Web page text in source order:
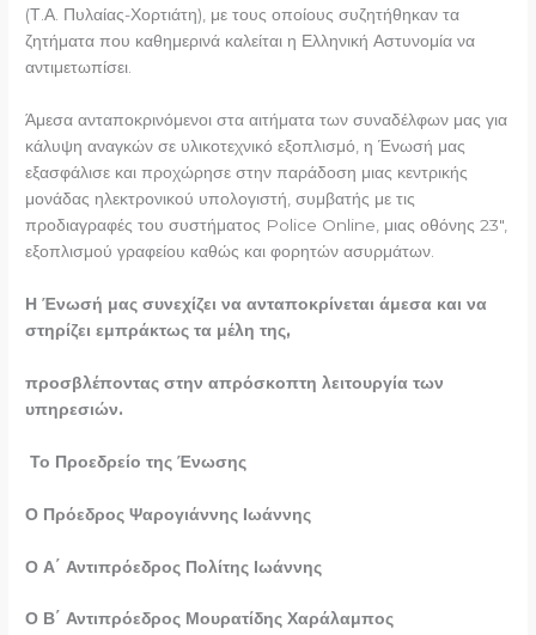
(Τ.Α. Πυλαίας-Χορτιάτη), με τους οποίους συζητήθηκαν τα
ζητήματα που καθημερινά καλείται η Ελληνική Αστυνομία να
αντιμετωπίσει.
Άμεσα ανταποκρινόμενοι στα αιτήματα των συναδέλφων μας για
κάλυψη αναγκών σε υλικοτεχνικό εξοπλισμό, η Ένωσή μας
εξασφάλισε και προχώρησε στην παράδοση μιας κεντρικής
μονάδας ηλεκτρονικού υπολογιστή, συμβατής με τις
προδιαγραφές του συστήματος Police Online, μιας οθόνης 23″,
εξοπλισμού γραφείου καθώς και φορητών ασυρμάτων.
Η Ένωσή μας συνεχίζει να ανταποκρίνεται άμεσα και να
στηρίζει εμπράκτως τα μέλη της,
προσβλέποντας στην απρόσκοπτη λειτουργία των
υπηρεσιών.
Το Προεδρείο της Ένωσης
Ο Πρόεδρος Ψαρογιάννης Ιωάννης
Ο Α΄ Αντιπρόεδρος Πολίτης Ιωάννης
Ο Β΄ Αντιπρόεδρος Μουρατίδης Χαράλαμπος